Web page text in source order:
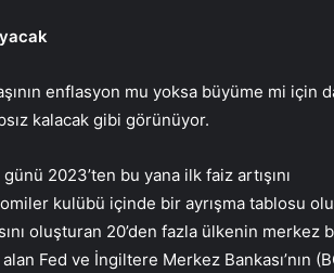
enflasyon mu yoksa büyüme mi için
kalacak gibi görünüyor.
2023’ten bu yana ilk faiz artışını
kulübü içinde bir ayrışma tablosu
oluşturan 20’den fazla ülkenin merkez
Fed ve İngiltere Merkez Bankası’nın